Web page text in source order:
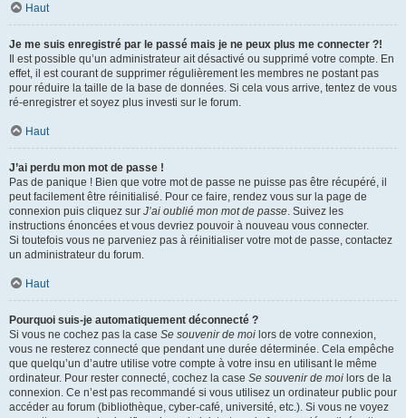
Haut
Je me suis enregistré par le passé mais je ne peux plus me connecter ?!
Il est possible qu’un administrateur ait désactivé ou supprimé votre compte. En
effet, il est courant de supprimer régulièrement les membres ne postant pas
pour réduire la taille de la base de données. Si cela vous arrive, tentez de vous
ré-enregistrer et soyez plus investi sur le forum.
Haut
J’ai perdu mon mot de passe !
Pas de panique ! Bien que votre mot de passe ne puisse pas être récupéré, il
peut facilement être réinitialisé. Pour ce faire, rendez vous sur la page de
connexion puis cliquez sur J’ai oublié mon mot de passe. Suivez les
instructions énoncées et vous devriez pouvoir à nouveau vous connecter.
Si toutefois vous ne parveniez pas à réinitialiser votre mot de passe, contactez
un administrateur du forum.
Haut
Pourquoi suis-je automatiquement déconnecté ?
Si vous ne cochez pas la case Se souvenir de moi lors de votre connexion,
vous ne resterez connecté que pendant une durée déterminée. Cela empêche
que quelqu’un d’autre utilise votre compte à votre insu en utilisant le même
ordinateur. Pour rester connecté, cochez la case Se souvenir de moi lors de la
connexion. Ce n’est pas recommandé si vous utilisez un ordinateur public pour
accéder au forum (bibliothèque, cyber-café, université, etc.). Si vous ne voyez